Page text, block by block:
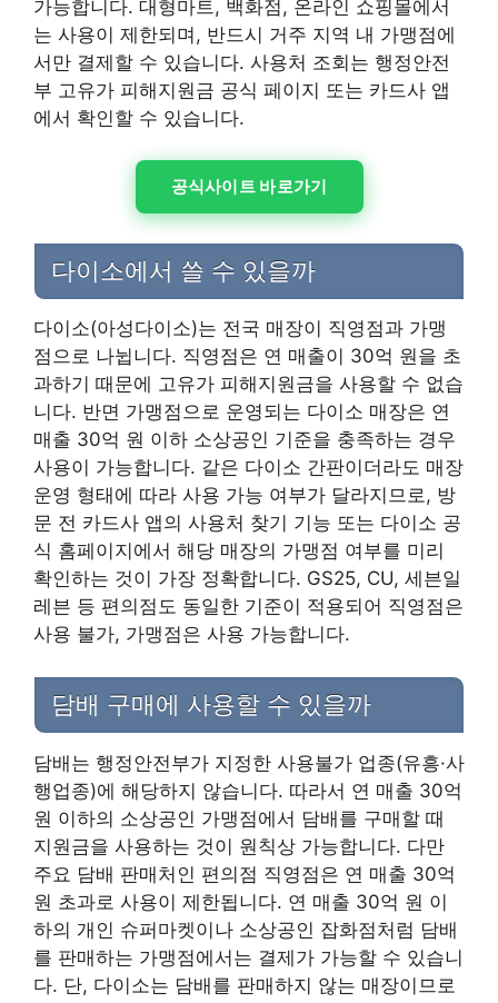
가능합니다. 대형마트, 백화점, 온라인 쇼핑몰에서
는 사용이 제한되며, 반드시 거주 지역 내 가맹점에
서만 결제할 수 있습니다. 사용처 조회는 행정안전
부 고유가 피해지원금 공식 페이지 또는 카드사 앱
에서 확인할 수 있습니다.
공식사이트 바로가기
다이소에서 쓸 수 있을까
다이소(아성다이소)는 전국 매장이 직영점과 가맹
점으로 나뉩니다. 직영점은 연 매출이 30억 원을 초
과하기 때문에 고유가 피해지원금을 사용할 수 없습
니다. 반면 가맹점으로 운영되는 다이소 매장은 연
매출 30억 원 이하 소상공인 기준을 충족하는 경우
사용이 가능합니다. 같은 다이소 간판이더라도 매장
운영 형태에 따라 사용 가능 여부가 달라지므로, 방
문 전 카드사 앱의 사용처 찾기 기능 또는 다이소 공
식 홈페이지에서 해당 매장의 가맹점 여부를 미리
확인하는 것이 가장 정확합니다. GS25, CU, 세븐일
레븐 등 편의점도 동일한 기준이 적용되어 직영점은
사용 불가, 가맹점은 사용 가능합니다.
담배 구매에 사용할 수 있을까
담배는 행정안전부가 지정한 사용불가 업종(유흥·사
행업종)에 해당하지 않습니다. 따라서 연 매출 30억
원 이하의 소상공인 가맹점에서 담배를 구매할 때
지원금을 사용하는 것이 원칙상 가능합니다. 다만
주요 담배 판매처인 편의점 직영점은 연 매출 30억
원 초과로 사용이 제한됩니다. 연 매출 30억 원 이
하의 개인 슈퍼마켓이나 소상공인 잡화점처럼 담배
를 판매하는 가맹점에서는 결제가 가능할 수 있습니
다. 단, 다이소는 담배를 판매하지 않는 매장이므로